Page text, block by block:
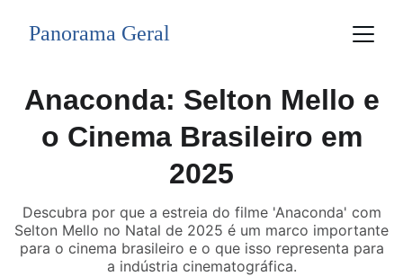
Panorama Geral
Anaconda: Selton Mello e
o Cinema Brasileiro em
2025
Descubra por que a estreia do filme 'Anaconda' com
Selton Mello no Natal de 2025 é um marco importante
para o cinema brasileiro e o que isso representa para
a indústria cinematográfica.